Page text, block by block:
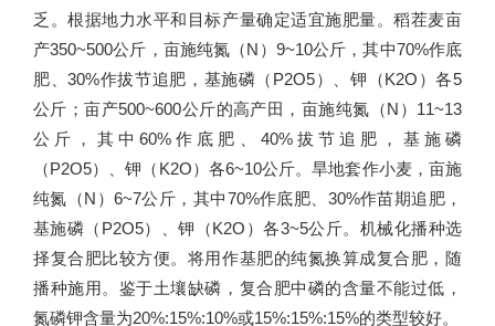
乏。根据地力水平和目标产量确定适宜施肥量。稻茬麦亩
产350~500公斤，亩施纯氮（N）9~10公斤，其中70%作底
肥、30%作拔节追肥，基施磷（P2O5）、钾（K2O）各5
公斤；亩产500~600公斤的高产田，亩施纯氮（N）11~13
公斤，其中60%作底肥、40%拔节追肥，基施磷
（P2O5）、钾（K2O）各6~10公斤。旱地套作小麦，亩施
纯氮（N）6~7公斤，其中70%作底肥、30%作苗期追肥，
基施磷（P2O5）、钾（K2O）各3~5公斤。机械化播种选
择复合肥比较方便。将用作基肥的纯氮换算成复合肥，随
播种施用。鉴于土壤缺磷，复合肥中磷的含量不能过低，
氮磷钾含量为20%:15%:10%或15%:15%:15%的类型较好。